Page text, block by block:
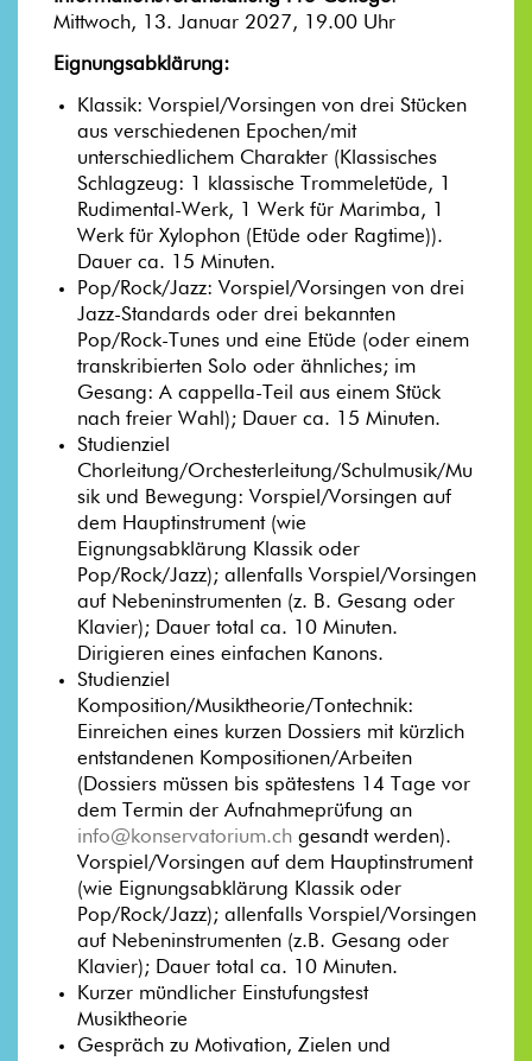
Mittwoch, 13. Januar 2027, 19.00 Uhr
Eignungsabklärung:
Klassik: Vorspiel/Vorsingen von drei Stücken
aus verschiedenen Epochen/mit
unterschiedlichem Charakter (Klassisches
Schlagzeug: 1 klassische Trommeletüde, 1
Rudimental-Werk, 1 Werk für Marimba, 1
Werk für Xylophon (Etüde oder Ragtime)).
Dauer ca. 15 Minuten.
Pop/Rock/Jazz: Vorspiel/Vorsingen von drei
Jazz-Standards oder drei bekannten
Pop/Rock-Tunes und eine Etüde (oder einem
transkribierten Solo oder ähnliches; im
Gesang: A cappella-Teil aus einem Stück
nach freier Wahl); Dauer ca. 15 Minuten.
Studienziel
Chorleitung/Orchesterleitung/Schulmusik/Mu
sik und Bewegung: Vorspiel/Vorsingen auf
dem Hauptinstrument (wie
Eignungsabklärung Klassik oder
Pop/Rock/Jazz); allenfalls Vorspiel/Vorsingen
auf Nebeninstrumenten (z. B. Gesang oder
Klavier); Dauer total ca. 10 Minuten.
Dirigieren eines einfachen Kanons.
Studienziel
Komposition/Musiktheorie/Tontechnik:
Einreichen eines kurzen Dossiers mit kürzlich
entstandenen Kompositionen/Arbeiten
(Dossiers müssen bis spätestens 14 Tage vor
dem Termin der Aufnahmeprüfung an
info@konservatorium.ch gesandt werden).
Vorspiel/Vorsingen auf dem Hauptinstrument
(wie Eignungsabklärung Klassik oder
Pop/Rock/Jazz); allenfalls Vorspiel/Vorsingen
auf Nebeninstrumenten (z.B. Gesang oder
Klavier); Dauer total ca. 10 Minuten.
Kurzer mündlicher Einstufungstest
Musiktheorie
Gespräch zu Motivation, Zielen und